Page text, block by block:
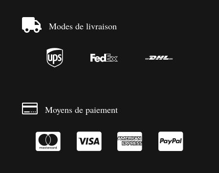
 Modes de livraison
  
 Moyens de paiement
   